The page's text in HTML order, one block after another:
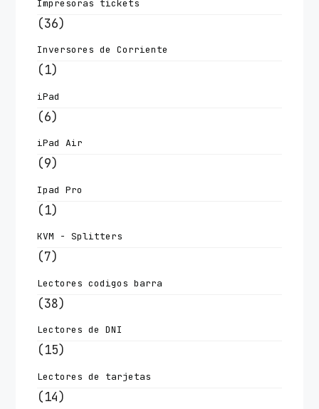
Impresoras tickets
(36)
Inversores de Corriente
(1)
iPad
(6)
iPad Air
(9)
Ipad Pro
(1)
KVM - Splitters
(7)
Lectores codigos barra
(38)
Lectores de DNI
(15)
Lectores de tarjetas
(14)